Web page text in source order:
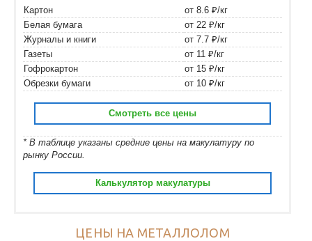
Картон
от 8.6 ₽/кг
Белая бумага
от 22 ₽/кг
Журналы и книги
от 7.7 ₽/кг
Газеты
от 11 ₽/кг
Гофрокартон
от 15 ₽/кг
Обрезки бумаги
от 10 ₽/кг
Смотреть все цены
* В таблице указаны средние цены на макулатуру по
рынку России.
Калькулятор макулатуры
ЦЕНЫ НА МЕТАЛЛОЛОМ